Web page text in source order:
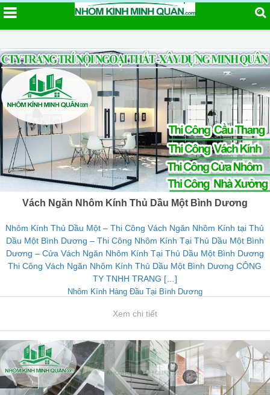
Vách Ngăn Nhôm Kính Thủ Dầu Một Bình Dương
Nhôm Kính Thủ Dầu Một – Thi Công Vách Ngăn Nhôm Kính tại Thủ
Dầu Một Bình Dương – Thi Công Nhôm Kính Tại Thủ Dầu Một Bình
Dương – Cửa Vách Ngăn Nhôm Kính Tại Thủ Dầu Một Bình Dương
Thi Công Vách Ngăn Nhôm Kính Thủ Dầu Một Bình Dương CÔNG
TY TNHH TRANG […]
Nhôm Kính Hàng Đầu Tại Bình Dương
Xem chi tiết